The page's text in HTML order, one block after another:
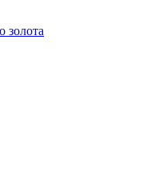
золота